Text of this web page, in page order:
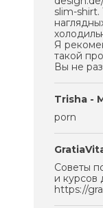
slim-shirt.
Я
такой
Вы не
Trisha -
porn
Советы
и курсов
https://